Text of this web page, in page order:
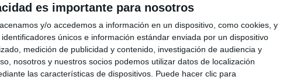
es importante para nosotros
y/o accedemos a información en un dispositivo, como cookies, y
únicos e información estándar enviada por un dispositivo
medición de publicidad y contenido, investigación de audiencia y
nosotros y nuestros socios podemos utilizar datos de localización
las características de dispositivos. Puede hacer clic para
SIGUE
EN